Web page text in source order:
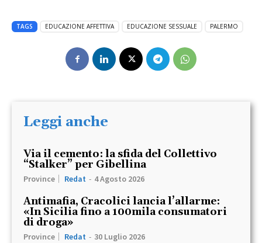
TAGS EDUCAZIONE AFFETTIVA EDUCAZIONE SESSUALE PALERMO
Leggi anche
Via il cemento: la sfida del Collettivo
“Stalker” per Gibellina
Province Redat - 4 Agosto 2026
Antimafia, Cracolici lancia l’allarme:
«In Sicilia fino a 100mila consumatori
di droga»
Province Redat - 30 Luglio 2026